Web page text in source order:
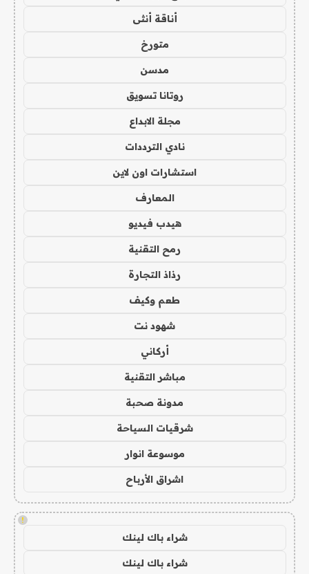
أناقة أنثى
متورخ
مدسن
روتانا تسويق
مجلة الابداع
نادي الترددات
استشارات اون لاين
المعارف
هيدب فيديو
رمح التقنية
رذاذ التجارة
طعم وكيف
شهود نت
أركاني
مباشر التقنية
مدونة صحبة
شرقيات السياحة
موسوعة انوار
اشراق الأرباح
!
شراء باك لينك
شراء باك لينك